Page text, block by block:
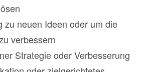
zu neuen Ideen oder um die
verbessern
Strategie oder Verbesserung